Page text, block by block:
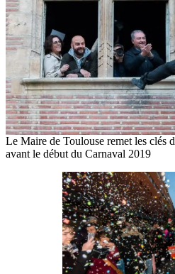
Le Maire de Toulouse remet les clés
avant le début du Carnaval 2019